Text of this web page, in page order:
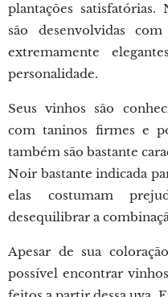
plantações satisfatórias.
são desenvolvidas
extremamente
personalidade.
Seus vinhos são
com taninos firmes e
também são bastante
Noir bastante indicada
elas costumam
desequilibrar a
Apesar de sua
possível encontrar